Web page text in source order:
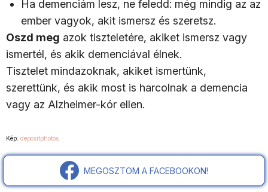
Ha demenciám lesz, ne feledd: még mindig az az
ember vagyok, akit ismersz és szeretsz.
Oszd meg azok tiszteletére, akiket ismersz vagy
ismertél, és akik demenciával élnek.
Tisztelet mindazoknak, akiket ismertünk,
szerettünk, és akik most is harcolnak a demencia
vagy az Alzheimer-kór ellen.
Kép: depositphotos
MEGOSZTOM A FACEBOOKON!